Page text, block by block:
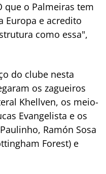
que o Palmeiras tem
Europa e acredito
como essa",
do clube nesta
os zagueiros
Khellven, os meio-
Evangelista e os
Ramón Sosa
Forest) e